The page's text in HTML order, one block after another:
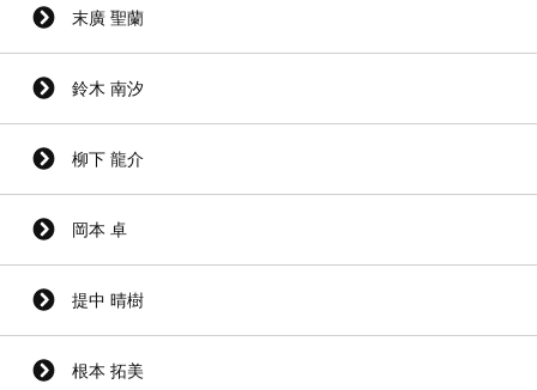
末廣 聖蘭
鈴木 南汐
柳下 龍介
岡本 卓
提中 晴樹
根本 拓美